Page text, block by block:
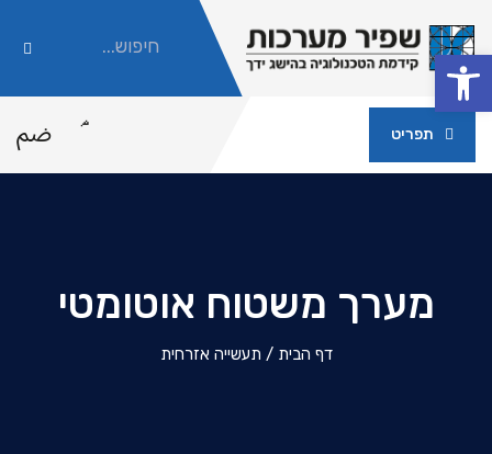
פתח סרגל נגישות
תפריט
מערך משטוח אוטומטי
דף הבית / תעשייה אזרחית